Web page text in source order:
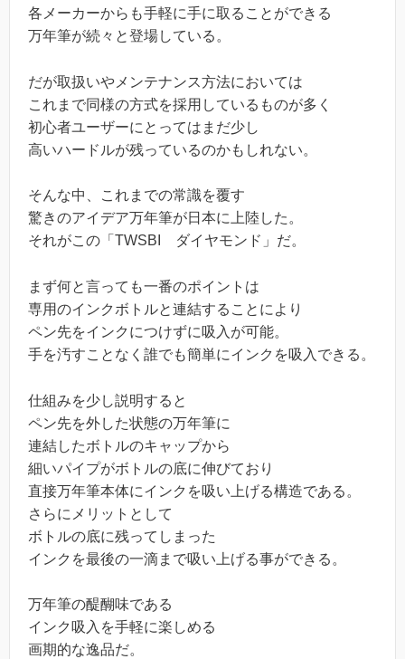
各メーカーからも手軽に手に取ることができる
万年筆が続々と登場している。
だが取扱いやメンテナンス方法においては
これまで同様の方式を採用しているものが多く
初心者ユーザーにとってはまだ少し
高いハードルが残っているのかもしれない。
そんな中、これまでの常識を覆す
驚きのアイデア万年筆が日本に上陸した。
それがこの「TWSBI ダイヤモンド」だ。
まず何と言っても一番のポイントは
専用のインクボトルと連結することにより
ペン先をインクにつけずに吸入が可能。
手を汚すことなく誰でも簡単にインクを吸入できる。
仕組みを少し説明すると
ペン先を外した状態の万年筆に
連結したボトルのキャップから
細いパイプがボトルの底に伸びており
直接万年筆本体にインクを吸い上げる構造である。
さらにメリットとして
ボトルの底に残ってしまった
インクを最後の一滴まで吸い上げる事ができる。
万年筆の醍醐味である
インク吸入を手軽に楽しめる
画期的な逸品だ。